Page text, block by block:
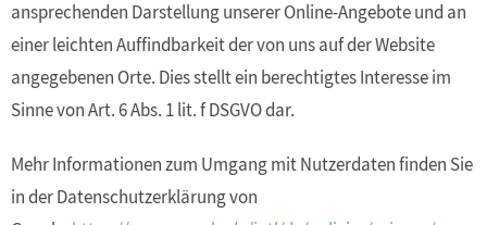
ansprechenden Darstellung unserer Online-Angebote und an
einer leichten Auffindbarkeit der von uns auf der Website
angegebenen Orte. Dies stellt ein berechtigtes Interesse im
Sinne von Art. 6 Abs. 1 lit. f DSGVO dar.
Mehr Informationen zum Umgang mit Nutzerdaten finden Sie
in der Datenschutzerklärung von